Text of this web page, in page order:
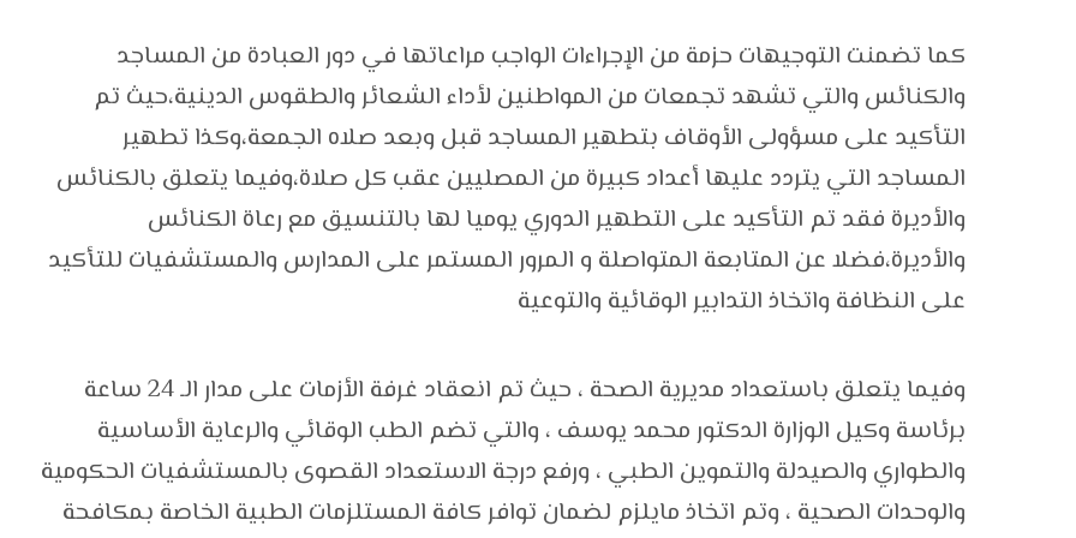
كما تضمنت التوجيهات حزمة من الإجراءات الواجب مراعاتها في دور العبادة من المساجد
والكنائس والتي تشهد تجمعات من المواطنين لأداء الشعائر والطقوس الدينية،حيث تم
التأكيد على مسؤولى الأوقاف بتطهير المساجد قبل وبعد صلاه الجمعة،وكذا تطهير
المساجد التي يتردد عليها أعداد كبيرة من المصليين عقب كل صلاة،وفيما يتعلق بالكنائس
والأديرة فقد تم التأكيد على التطهير الدوري يوميا لها بالتنسيق مع رعاة الكنائس
والأديرة،فضلا عن المتابعة المتواصلة و المرور المستمر على المدارس والمستشفيات للتأكيد
على النظافة واتخاذ التدابير الوقائية والتوعية
وفيما يتعلق باستعداد مديرية الصحة ، حيث تم انعقاد غرفة الأزمات على مدار الـ 24 ساعة
برئاسة وكيل الوزارة الدكتور محمد يوسف ، والتي تضم الطب الوقائي والرعاية الأساسية
والطواري والصيدلة والتموين الطبي ، ورفع درجة الاستعداد القصوى بالمستشفيات الحكومية
والوحدات الصحية ، وتم اتخاذ مايلزم لضمان توافر كافة المستلزمات الطبية الخاصة بمكافحة